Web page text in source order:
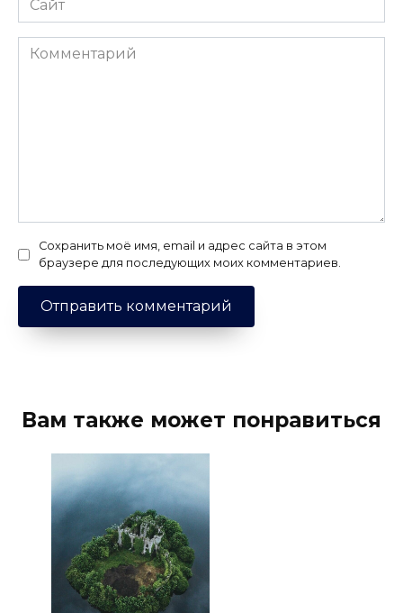
Комментарий
Сохранить моё имя, email и адрес сайта в этом
браузере для последующих моих комментариев.
Вам также может понравиться